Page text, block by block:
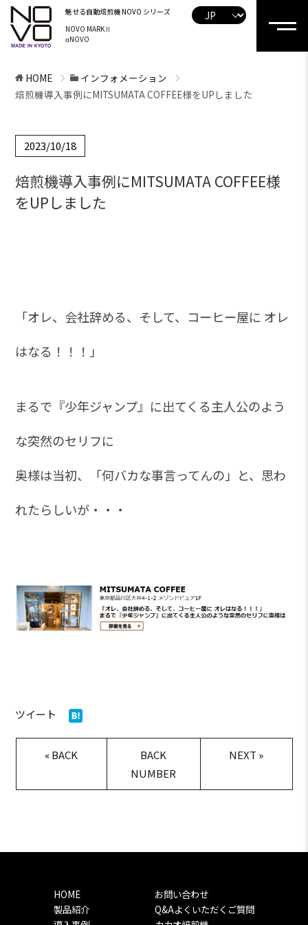
魅せる自動焙煎機 NOVO シリーズ
NOVO MARKⅡ
αNOVO
HOME
インフォメーション
焙煎機導入事例にMITSUMATA COFFEE様をUPしました
2023/10/18
焙煎機導入事例にMITSUMATA COFFEE様
をUPしました
「オレ、会社辞める、そして、コーヒー屋に オレ
はなる！！！」
まるで『少年ジャンプ』に出てくる主人公のよう
な突然のセリフに
奥様は当初、「何バカな事言ってんの」と、思わ
れたらしいが・・・
ツイート
«BACK
BACK
NUMBER
NEXT »
HOME
製品紹介
お問い合わせ
Q&Aよくいただくご質問